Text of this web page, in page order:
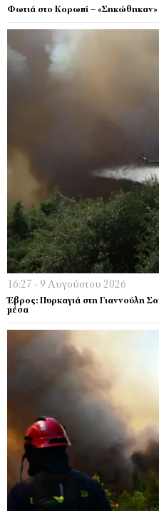
Φωτιά στο Κορωπί – «Σηκώθηκαν»
16:27 - 9 Αυγούστου 2026
Έβρος: Πυρκαγιά στη Γιαννούλη
μέσα